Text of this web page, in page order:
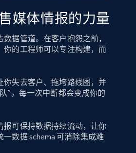
媒体情报的力量
据管道。在客户抱怨之前，
你的工程师可以专注构建，而
你失去客户、拖垮路线图，并
”。每一次中断都会变成你的
报可保持数据持续流动，让你
数据 schema 可消除集成难